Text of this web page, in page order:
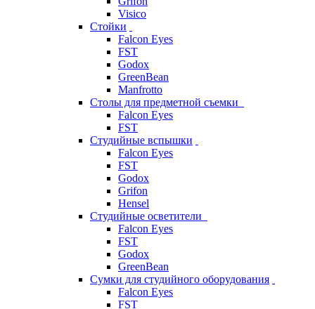
Visico
Стойки
Falcon Eyes
FST
Godox
GreenBean
Manfrotto
Столы для предметной съемки
Falcon Eyes
FST
Студийные вспышки
Falcon Eyes
FST
Godox
Grifon
Hensel
Студийные осветители
Falcon Eyes
FST
Godox
GreenBean
Сумки для студийного оборудования
Falcon Eyes
FST